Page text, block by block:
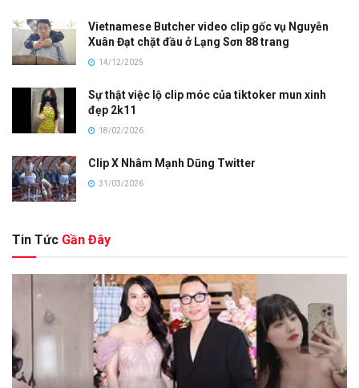
Vietnamese Butcher video clip gốc vụ Nguyễn
Xuân Đạt chặt đầu ở Lạng Sơn 88 trang
14/12/2025
Sự thật việc lộ clip móc của tiktoker mun xinh
đẹp 2k11
18/02/2026
Clip X Nhâm Mạnh Dũng Twitter
31/03/2026
Tin Tức Gần Đây